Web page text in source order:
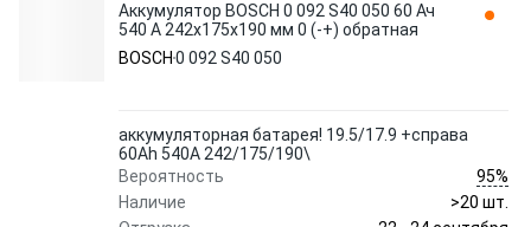
Аккумулятор BOSCH 0 092 S40 050 60 Ач
540 А 242x175x190 мм 0 (-+) обратная
BOSCH 0 092 S40 050
аккумуляторная батарея! 19.5/17.9 +справа
60Ah 540A 242/175/190\
Вероятность
95%
Наличие
>20 шт.